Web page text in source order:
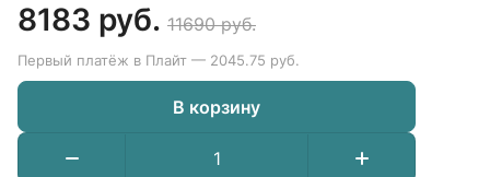
8183 руб. 11690 руб.
Первый платёж в Плайт — 2045.75 руб.
В корзину